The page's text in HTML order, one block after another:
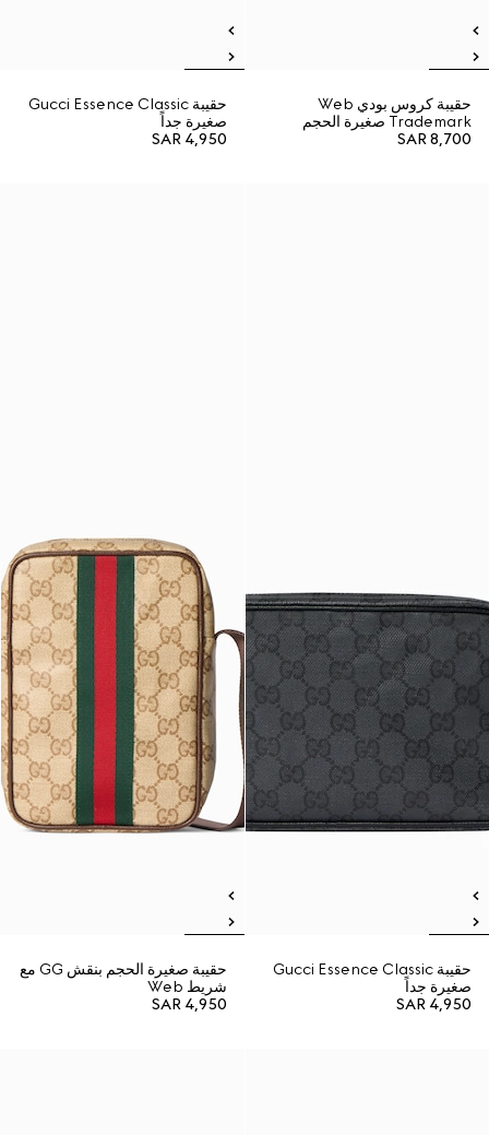
حقيبة كروس بودي Web
Trademark صغيرة الحجم
SAR 8,700
حقيبة Gucci Essence Classic
صغيرة جداً
SAR 4,950
حقيبة Gucci Essence Classic
صغيرة جداً
SAR 4,950
حقيبة صغيرة الحجم بنقش GG مع
شريط Web
SAR 4,950